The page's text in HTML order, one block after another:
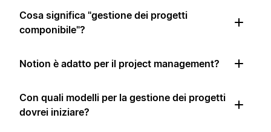
Cosa significa "gestione dei progetti
componibile"?
Notion è adatto per il project management?
Con quali modelli per la gestione dei progetti
dovrei iniziare?